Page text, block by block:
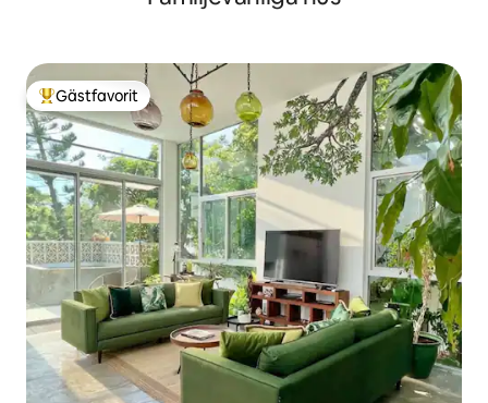
Populär gästfavorit
Gästfavorit